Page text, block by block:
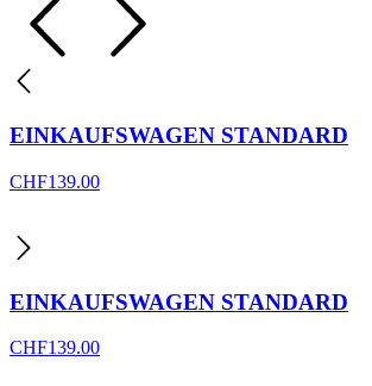
EINKAUFSWAGEN STANDARD
CHF139.00
EINKAUFSWAGEN STANDARD
CHF139.00